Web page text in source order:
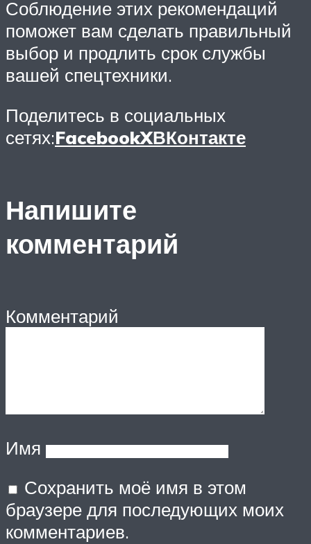
Соблюдение этих рекомендаций
поможет вам сделать правильный
выбор и продлить срок службы
вашей спецтехники.
Поделитесь в социальных
сетях:FacebookXВКонтакте
Напишите
комментарий
Комментарий
Имя
Сохранить моё имя в этом
браузере для последующих моих
комментариев.